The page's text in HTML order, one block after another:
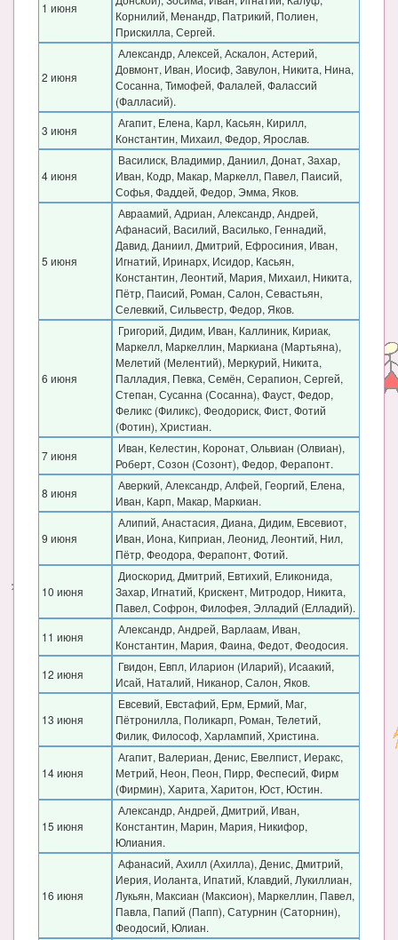
1 июня
Корнилий, Менандр, Патрикий, Полиен,
Прискилла, Сергей.
2 июня
Александр, Алексей, Аскалон, Астерий,
Довмонт, Иван, Иосиф, Завулон, Никита, Нина,
Сосанна, Тимофей, Фалалей, Фалассий
(Фалласий).
3 июня
Агапит, Елена, Карл, Касьян, Кирилл,
Константин, Михаил, Федор, Ярослав.
4 июня
Василиск, Владимир, Даниил, Донат, Захар,
Иван, Кодр, Макар, Маркелл, Павел, Паисий,
Софья, Фаддей, Федор, Эмма, Яков.
5 июня
Авраамий, Адриан, Александр, Андрей,
Афанасий, Василий, Василько, Геннадий,
Давид, Даниил, Дмитрий, Ефросиния, Иван,
Игнатий, Иринарх, Исидор, Касьян,
Константин, Леонтий, Мария, Михаил, Никита,
Пётр, Паисий, Роман, Салон, Севастьян,
Селевкий, Сильвестр, Федор, Яков.
6 июня
Григорий, Дидим, Иван, Каллиник, Кириак,
Маркелл, Маркеллин, Маркиана (Мартьяна),
Мелетий (Мелентий), Меркурий, Никита,
Палладия, Певка, Семён, Серапион, Сергей,
Степан, Сусанна (Сосанна), Фауст, Федор,
Феликс (Филикс), Феодориск, Фист, Фотий
(Фотин), Христиан.
7 июня
Иван, Келестин, Коронат, Ольвиан (Олвиан),
Роберт, Созон (Созонт), Федор, Ферапонт.
8 июня
Аверкий, Александр, Алфей, Георгий, Елена,
Иван, Карп, Макар, Маркиан.
9 июня
Алипий, Анастасия, Диана, Дидим, Евсевиот,
Иван, Иона, Киприан, Леонид, Леонтий, Нил,
Пётр, Феодора, Ферапонт, Фотий.
10 июня
Диоскорид, Дмитрий, Евтихий, Еликонида,
Захар, Игнатий, Крискент, Митродор, Никита,
Павел, Софрон, Филофея, Элладий (Елладий).
11 июня
Александр, Андрей, Варлаам, Иван,
Константин, Мария, Фаина, Федот, Феодосия.
12 июня
Гвидон, Евпл, Иларион (Иларий), Исаакий,
Исай, Наталий, Никанор, Салон, Яков.
13 июня
Евсевий, Евстафий, Ерм, Ермий, Маг,
Пётронилла, Поликарп, Роман, Телетий,
Филик, Философ, Харлампий, Христина.
14 июня
Агапит, Валериан, Денис, Евелпист, Иеракс,
Метрий, Неон, Пеон, Пирр, Феспесий, Фирм
(Фирмин), Харита, Харитон, Юст, Юстин.
15 июня
Александр, Андрей, Дмитрий, Иван,
Константин, Марин, Мария, Никифор,
Юлиания.
16 июня
Афанасий, Ахилл (Ахилла), Денис, Дмитрий,
Иерия, Иоланта, Ипатий, Клавдий, Лукиллиан,
Лукьян, Максиан (Максион), Маркеллин, Павел,
Павла, Папий (Папп), Сатурнин (Саторнин),
Феодосий, Юлиан.